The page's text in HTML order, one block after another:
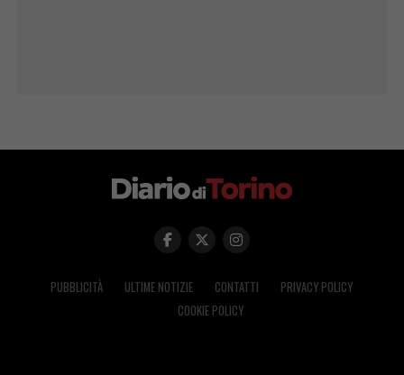
PUBBLICITÀ ULTIME NOTIZIE CONTATTI
PRIVACY POLICY
COOKIE POLICY